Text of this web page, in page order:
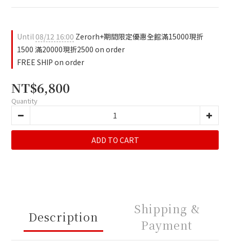
Until08/12 16:00 Zerorh+期間限定優惠全館滿15000現折
1500 滿20000現折2500 on order
FREE SHIP on order
NT$6,800
Quantity
ADD TO CART
Description
Shipping &
Payment